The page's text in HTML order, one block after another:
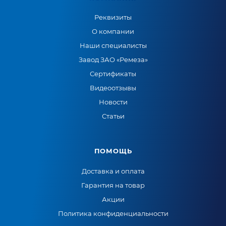
Реквизиты
О компании
Наши специалисты
Завод ЗАО «Ремеза»
Сертификаты
Видеоотзывы
Новости
Статьи
ПОМОЩЬ
Доставка и оплата
Гарантия на товар
Акции
Политика конфиденциальности